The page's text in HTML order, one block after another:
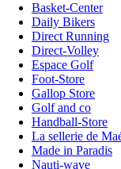
Basket-Center
Daily Bikers
Direct Running
Direct-Volley
Espace Golf
Foot-Store
Gallop Store
Golf and co
Handball-Store
La sellerie de
Made in Paradis
Nauti-wave